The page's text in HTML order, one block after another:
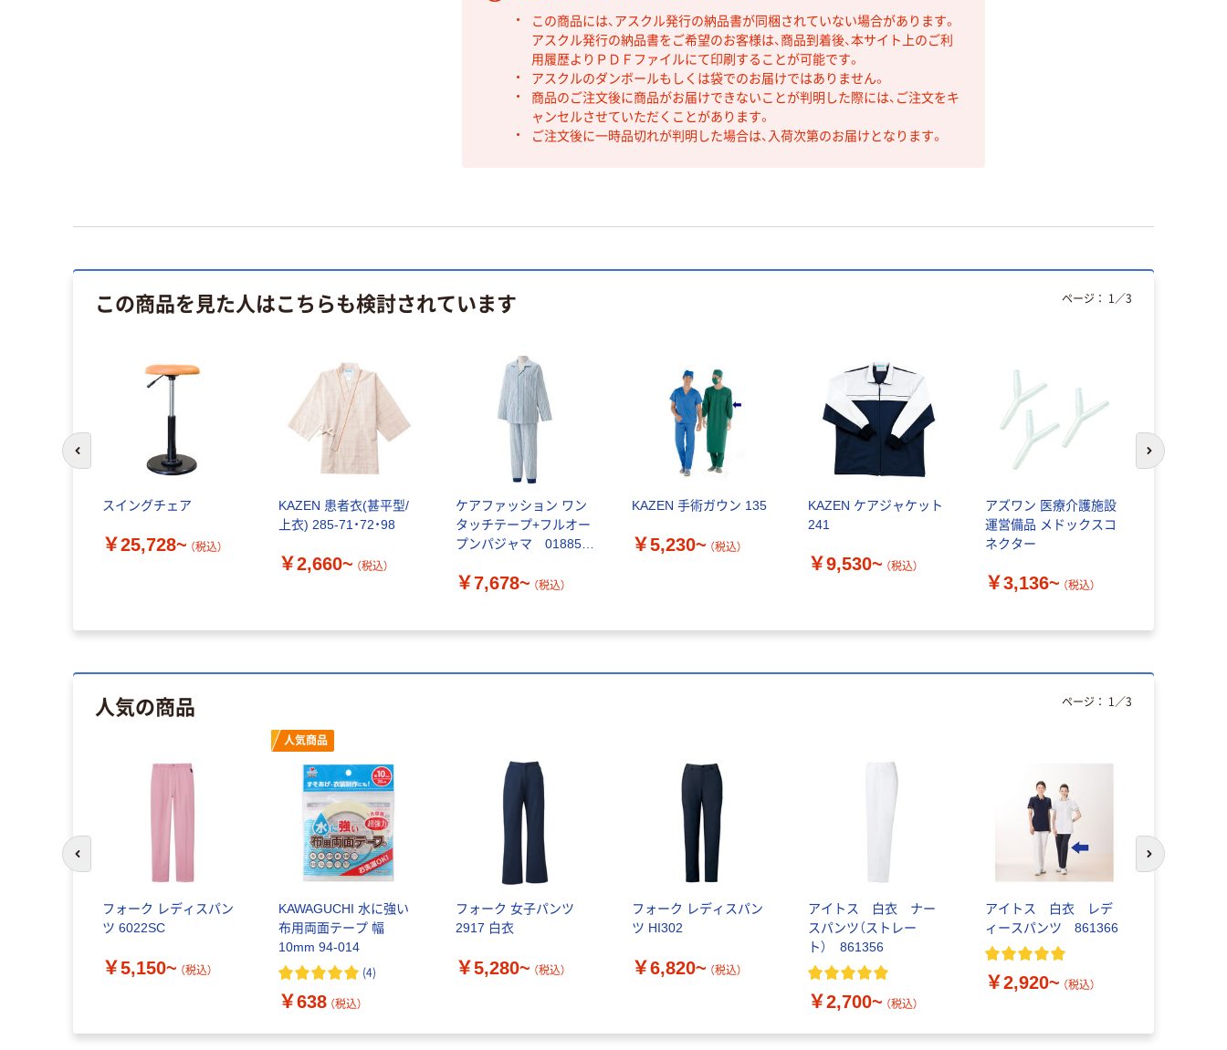
この商品には、アスクル発行の納品書が同梱されていない場合があります。
アスクル発行の納品書をご希望のお客様は、商品到着後、本サイト上のご利
用履歴よりＰＤＦファイルにて印刷することが可能です。
アスクルのダンボールもしくは袋でのお届けではありません。
商品のご注文後に商品がお届けできないことが判明した際には、ご注文をキ
ャンセルさせていただくことがあります。
ご注文後に一時品切れが判明した場合は、入荷次第のお届けとなります。
この商品を見た人はこちらも検討されています
スイングチェア
￥25,728~ （税込）
KAZEN 患者衣(甚平型/
上衣) 285-71・72・98
￥2,660~ （税込）
ケアファッション ワン
タッチテープ+フルオー
プンパジャマ 01885
タログ
￥7,678~ （税込）
KAZEN 手術ガウン 135
￥5,230~ （税込）
KAZEN ケアジャケット
241
￥9,530~ （税込）
アズワン 医療介護施設
運営備品 メドックスコ
ネクター
￥3,136~ （税込）
ページ： 1 ／3
前のスライドへ 次のスライド
人気の商品
フォーク レディスパン
ツ 6022SC
￥5,150~ （税込）
人気商品
KAWAGUCHI 水に強い
布用両面テープ 幅
10mm 94-014
(4)
￥638 （税込）
フォーク 女子パンツ
2917 白衣
￥5,280~ （税込）
フォーク レディスパン
ツ HI302
￥6,820~ （税込）
アイトス 白衣 ナー
スパンツ（ストレー
ト） 861356
￥2,700~ （税込）
アイトス 白衣 レデ
ィースパンツ 861366
￥2,920~ （税込）
ページ： 1 ／3
次のスライド